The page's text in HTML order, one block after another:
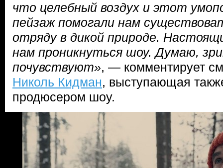
что целебный воздух и этот
пейзаж помогали нам
отряду в дикой природе.
нам проникнуться шоу. Думаю,
почувствуют», — комментирует
Николь Кидман, выступающая
продюсером шоу.